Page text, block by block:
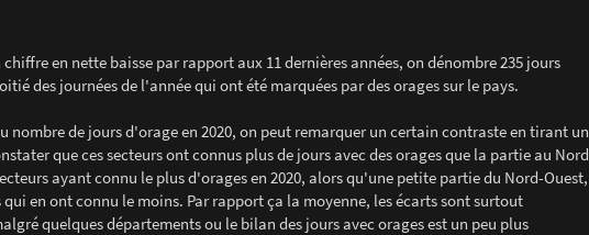
en nette baisse par rapport aux 11 dernières années, on dénombre 235 jours
des journées de l'année qui ont été marquées par des orages sur le pays.
nombre de jours d'orage en 2020, on peut remarquer un certain contraste en tirant un
que ces secteurs ont connus plus de jours avec des orages que la partie au Nord
ayant connu le plus d'orages en 2020, alors qu'une petite partie du Nord-Ouest,
en ont connu le moins. Par rapport ça la moyenne, les écarts sont surtout
quelques départements ou le bilan des jours avec orages est un peu plus